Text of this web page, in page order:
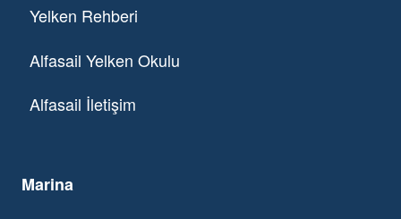
Yelken Rehberi
Alfasail Yelken Okulu
Alfasail İletişim
Marina